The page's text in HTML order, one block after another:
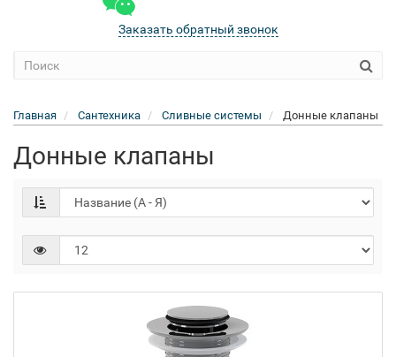
Заказать обратный звонок
Главная Сантехника Сливные системы Донные клапаны
Донные клапаны